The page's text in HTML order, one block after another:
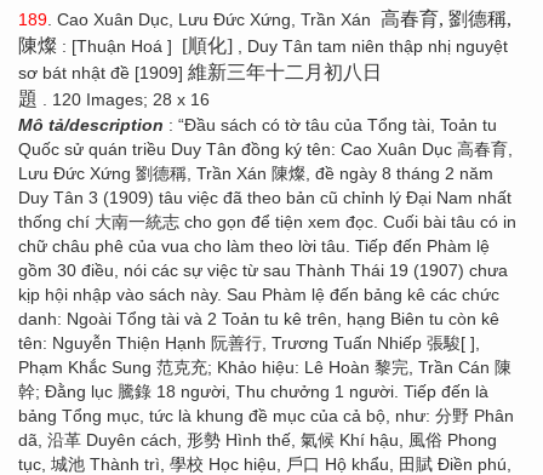
189 . Cao Xuân Dục, Lưu Đức Xứng, Trần Xán 高春育, 劉德稱,
陳燦 : [Thuận Hoá ] [順化] , Duy Tân tam niên thập nhị nguyệt
sơ bát nhật đề [1909] 維新三年十二月初八日
題
. 120 Images; 28 x 16
Mô tả/description : “Đầu sách có tờ tâu của Tổng tài, Toản tu
Quốc sử quán triều Duy Tân đồng ký tên: Cao Xuân Dục 高春育,
Lưu Đức Xứng 劉德稱, Trần Xán 陳燦, đề ngày 8 tháng 2 năm
Duy Tân 3 (1909) tâu việc đã theo bản cũ chỉnh lý Đại Nam nhất
thống chí 大南一統志 cho gọn để tiện xem đọc. Cuối bài tâu có in
chữ châu phê của vua cho làm theo lời tâu. Tiếp đến Phàm lệ
gồm 30 điều, nói các sự việc từ sau Thành Thái 19 (1907) chưa
kịp hội nhập vào sách này. Sau Phàm lệ đến bảng kê các chức
danh: Ngoài Tổng tài và 2 Toản tu kê trên, hạng Biên tu còn kê
tên: Nguyễn Thiện Hạnh 阮善行, Trương Tuấn Nhiếp 張駿[ ],
Phạm Khắc Sung 范克充; Khảo hiệu: Lê Hoàn 黎完, Trần Cán 陳
幹; Đằng lục 騰錄 18 người, Thu chưởng 1 người. Tiếp đến là
bảng Tổng mục, tức là khung đề mục của cả bộ, như: 分野 Phân
dã, 沿革 Duyên cách, 形勢 Hình thế, 氣候 Khí hậu, 風俗 Phong
tục, 城池 Thành trì, 學校 Học hiệu, 戶口 Hộ khẩu, 田賦 Điền phú,